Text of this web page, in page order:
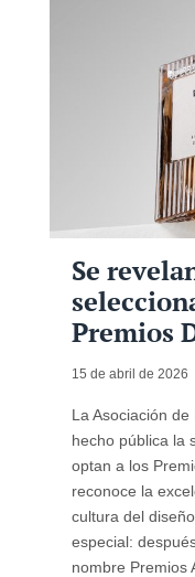
Se
Premios
15 de abril de 2026
La Asociación
hecho pública la
optan a los
reconoce la
cultura del
especial:
nombre Premios